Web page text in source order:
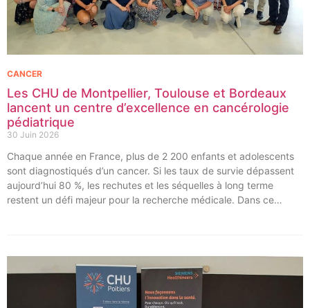
Les CHU de Montpellier, Toulouse et Bordeaux
lancent un centre d’excellence en cancérologie
pédiatrique
30 Juin 2026
CANCER
Chaque année en France, plus de 2 200 enfants et adolescents
sont diagnostiqués d’un cancer. Si les taux de survie dépassent
aujourd’hui 80 %, les rechutes et les séquelles à long terme
restent un défi majeur pour la recherche médicale. Dans ce
cancers pédiatriques.